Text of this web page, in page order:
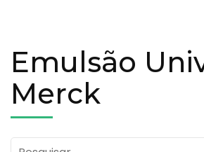
Emulsão
Merck
Pesquisar